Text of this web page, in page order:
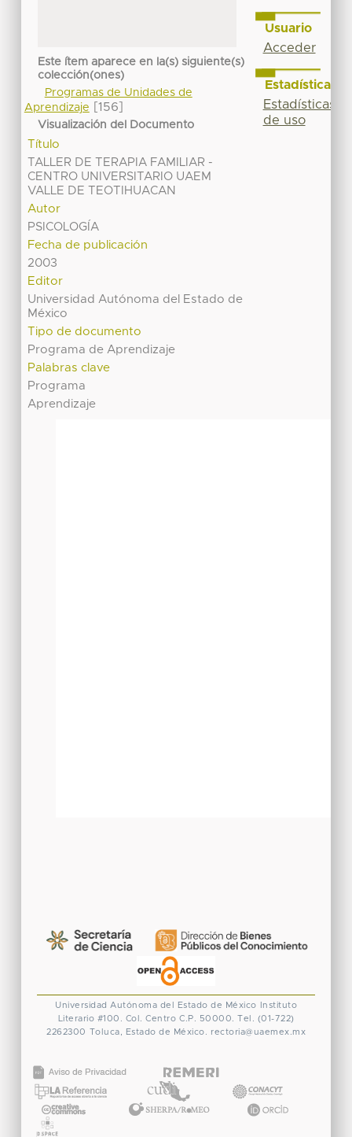
Este ítem aparece en la(s) siguiente(s)
colección(ones)
Programas de Unidades de
Aprendizaje
[156]
Visualización del Documento
Título
TALLER DE TERAPIA FAMILIAR -
CENTRO UNIVERSITARIO UAEM
VALLE DE TEOTIHUACAN
Autor
PSICOLOGÍA
Fecha de publicación
2003
Editor
Universidad Autónoma del Estado de
México
Tipo de documento
Programa de Aprendizaje
Palabras clave
Programa
Aprendizaje
Usuario
Acceder
Estadísticas
Estadísticas
de uso
Universidad Autónoma del Estado de México
Instituto
Literario #100. Col. Centro C.P. 50000. Tel. (01-722)
2262300 Toluca, Estado de México. rectoria@uaemex.mx